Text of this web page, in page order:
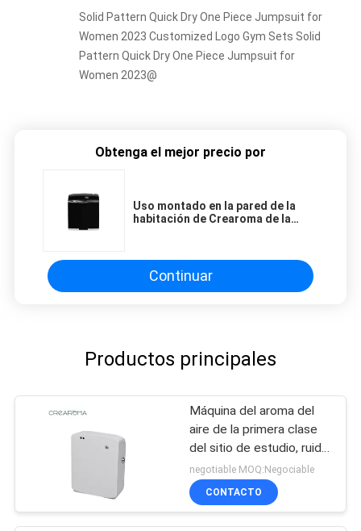
Solid Pattern Quick Dry One Piece Jumpsuit for
Women 2023 Customized Logo Gym Sets Solid
Pattern Quick Dry One Piece Jumpsuit for
Women 2023@
Obtenga el mejor precio por
Uso montado en la pared de la
habitación de Crearoma de la
Continuar
Productos principales
Máquina del aroma del
aire de la primera clase
del sitio de estudio, ruido
eléctrico del difusor
35dba del aroma
negotiable MOQ:Negociable
CONTACTO